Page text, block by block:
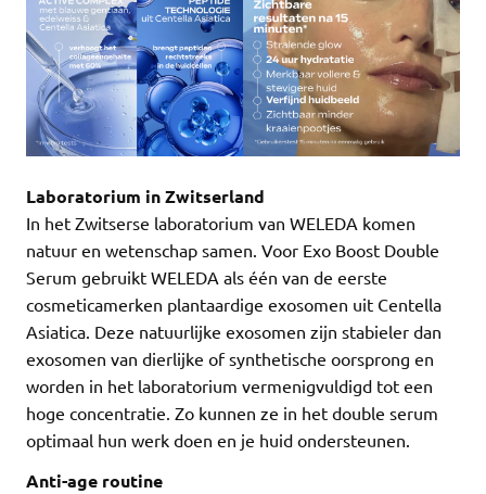
Laboratorium in Zwitserland
In het Zwitserse laboratorium van WELEDA komen
natuur en wetenschap samen. Voor Exo Boost Double
Serum gebruikt WELEDA als één van de eerste
cosmeticamerken plantaardige exosomen uit Centella
Asiatica. Deze natuurlijke exosomen zijn stabieler dan
exosomen van dierlijke of synthetische oorsprong en
worden in het laboratorium vermenigvuldigd tot een
hoge concentratie. Zo kunnen ze in het double serum
optimaal hun werk doen en je huid ondersteunen.
Anti-age routine